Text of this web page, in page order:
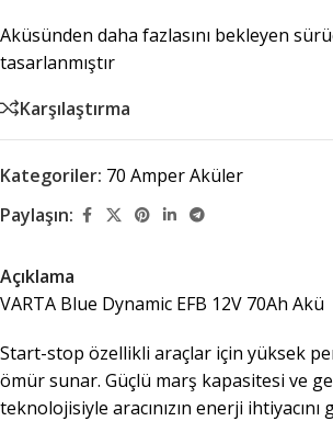
Aküsünden daha fazlasını bekleyen
tasarlanmıştır
Karşılaştırma
Kategoriler: 70 Amper Aküler
Paylaşın:
Açıklama
VARTA Blue Dynamic EFB 12V 70Ah Akü
Start-stop özellikli araçlar için yüksek
ömür sunar. Güçlü marş kapasitesi ve
teknolojisiyle aracınızın enerji ihtiyacını